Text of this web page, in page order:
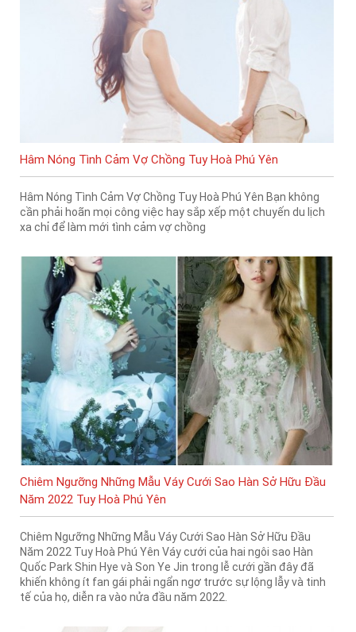
Hâm Nóng Tình Cảm Vợ Chồng Tuy Hoà Phú Yên
Hâm Nóng Tình Cảm Vợ Chồng Tuy Hoà Phú Yên Bạn không
cần phải hoãn mọi công việc hay sắp xếp một chuyến du lịch
xa chỉ để làm mới tình cảm vợ chồng
Chiêm Ngưỡng Những Mẫu Váy Cưới Sao Hàn Sở Hữu Đầu
Năm 2022 Tuy Hoà Phú Yên
Chiêm Ngưỡng Những Mẫu Váy Cưới Sao Hàn Sở Hữu Đầu
Năm 2022 Tuy Hoà Phú Yên Váy cưới của hai ngôi sao Hàn
Quốc Park Shin Hye và Son Ye Jin trong lễ cưới gần đây đã
khiến không ít fan gái phải ngẩn ngơ trước sự lộng lẫy và tinh
tế của họ, diễn ra vào nửa đầu năm 2022.